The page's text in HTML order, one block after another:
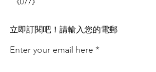
​立即訂閱吧！請輸入您的電郵
Enter your email here